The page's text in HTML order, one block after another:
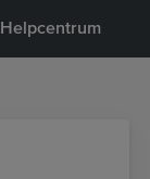
Helpcentrum